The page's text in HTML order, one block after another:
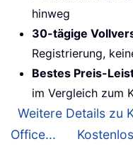
hinweg
30-tägige
Registrierung,
Bestes Preis-
im Vergleich zum
Weitere Details zu
Office...